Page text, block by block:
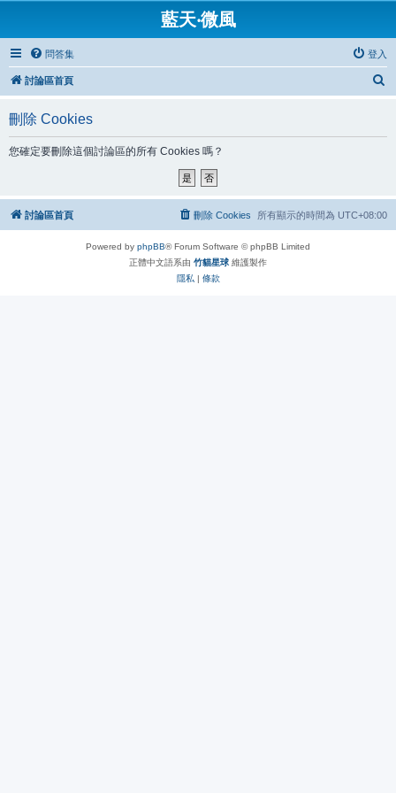
藍天‧微風
問答集 登入
討論區首頁
刪除 Cookies
您確定要刪除這個討論區的所有 Cookies 嗎？
討論區首頁 所有顯示的時間為 UTC+08:00
刪除 Cookies
Powered by phpBB® Forum Software © phpBB Limited
正體中文語系由 竹貓星球 維護製作
隱私 | 條款